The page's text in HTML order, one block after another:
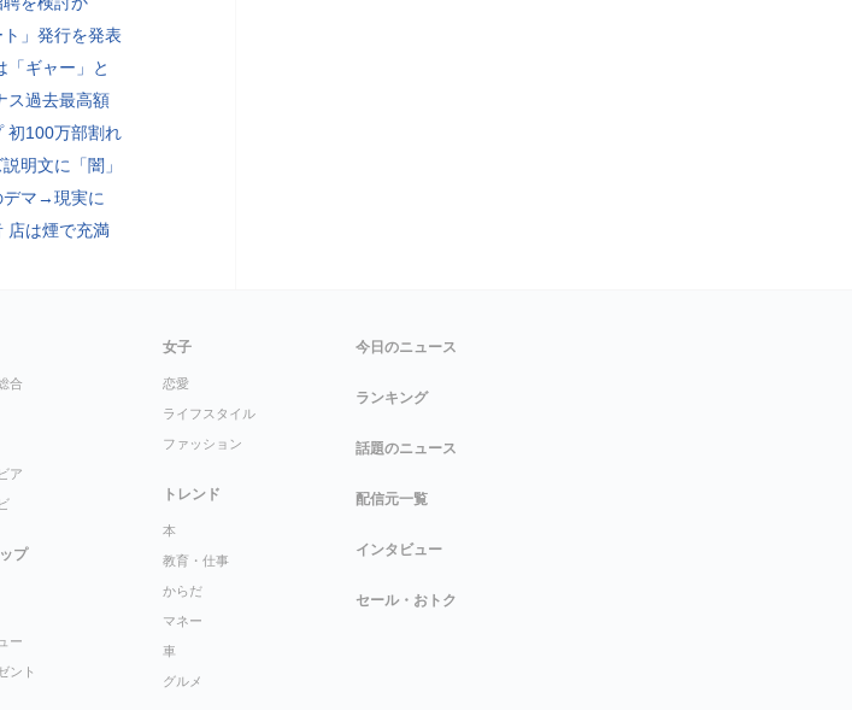
」発行を発表
「ギャー」と
ス過去最高額
初100万部割れ
明文に「闇」
デマ→現実に
店は煙で充満
合
ア
プ
ー
ント
女子
恋愛
ライフスタイル
ファッション
トレンド
本
教育・仕事
からだ
マネー
車
グルメ
今日のニュース
ランキング
話題のニュース
配信元一覧
インタビュー
セール・おトク